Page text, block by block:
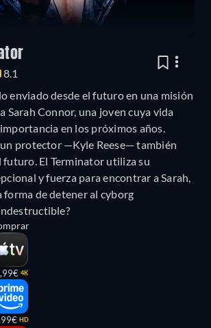
8.1
enviado desde el futuro en una misión
Sarah Connor, una joven cuya vida
en los próximos años.
protector —Kyle Reese— también
futuro. El Terminator utiliza su
y fuerza para encontrar a Sarah,
forma de detener al cyborg
4K
HD